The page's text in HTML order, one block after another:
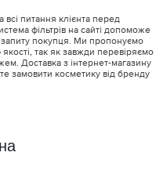
всі питання клієнта перед
фільтрів на сайті допоможе
запиту покупця. Ми пропонуємо
так як завжди перевіряємо
Доставка з інтернет-магазину
замовити косметику від бренду